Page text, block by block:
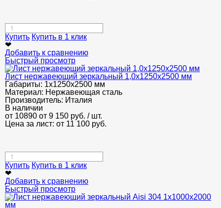
Купить Купить в 1 клик
❤
Добавить к сравнению
Быстрый просмотр
Лист нержавеющий зеркальный 1,0х1250х2500 мм
Габариты: 1х1250х2500 мм
Материал: Нержавеющая сталь
Производитель: Италия
В наличии
от 10890 от 9 150 руб. / шт.
Цена за лист: от 11 100 руб.
Купить Купить в 1 клик
❤
Добавить к сравнению
Быстрый просмотр